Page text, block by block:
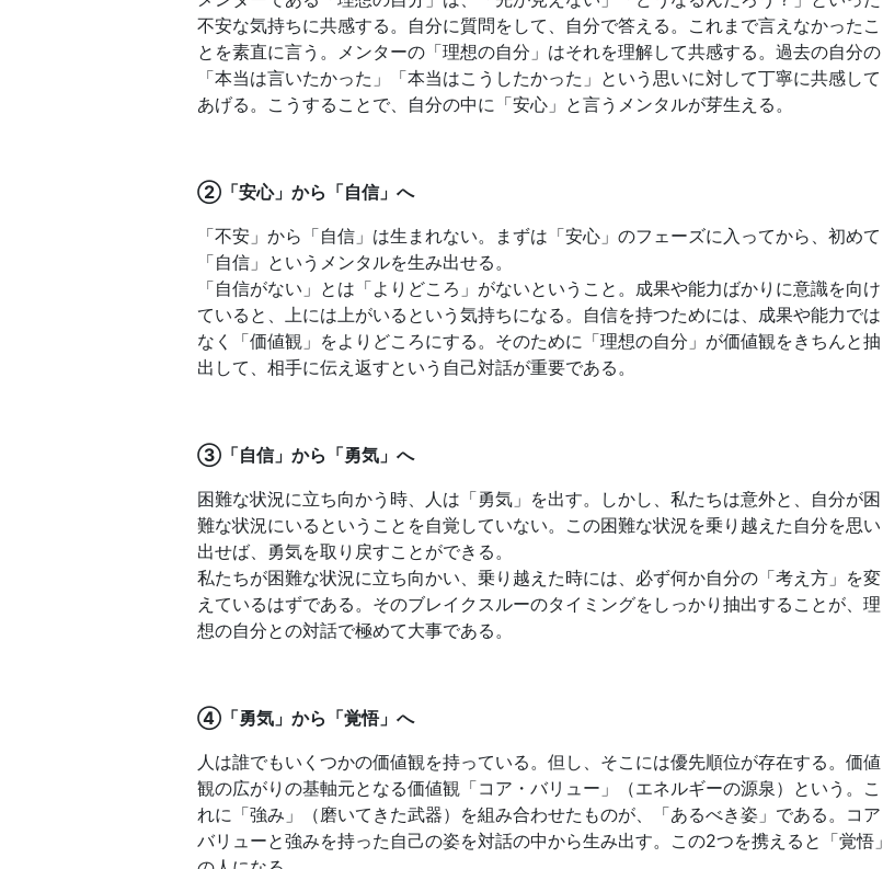
不安な気持ちに共感する。自分に質問をして、自分で答える。これまで言えなかったこ
とを素直に言う。メンターの「理想の自分」はそれを理解して共感する。過去の自分の
「本当は言いたかった」「本当はこうしたかった」という思いに対して丁寧に共感して
あげる。こうすることで、自分の中に「安心」と言うメンタルが芽生える。
②「安心」から「自信」へ
「不安」から「自信」は生まれない。まずは「安心」のフェーズに入ってから、初めて
「自信」というメンタルを生み出せる。
「自信がない」とは「よりどころ」がないということ。成果や能力ばかりに意識を向け
ていると、上には上がいるという気持ちになる。自信を持つためには、成果や能力では
なく「価値観」をよりどころにする。そのために「理想の自分」が価値観をきちんと抽
出して、相手に伝え返すという自己対話が重要である。
③「自信」から「勇気」へ
困難な状況に立ち向かう時、人は「勇気」を出す。しかし、私たちは意外と、自分が困
難な状況にいるということを自覚していない。この困難な状況を乗り越えた自分を思い
出せば、勇気を取り戻すことができる。
私たちが困難な状況に立ち向かい、乗り越えた時には、必ず何か自分の「考え方」を変
えているはずである。そのブレイクスルーのタイミングをしっかり抽出することが、理
想の自分との対話で極めて大事である。
④「勇気」から「覚悟」へ
人は誰でもいくつかの価値観を持っている。但し、そこには優先順位が存在する。価値
観の広がりの基軸元となる価値観「コア・バリュー」（エネルギーの源泉）という。こ
れに「強み」（磨いてきた武器）を組み合わせたものが、「あるべき姿」である。コア
バリューと強みを持った自己の姿を対話の中から生み出す。この2つを携えると「覚悟」